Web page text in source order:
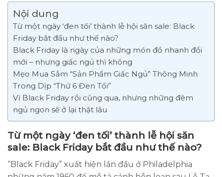
Nội dung
Từ một ngày ‘đen tối’ thành lễ hội săn sale: Black
Friday bắt đầu như thế nào?
Black Friday là ngày của những món đồ nhanh đổi
mới – nhưng giấc ngủ thì không
Mẹo Mua Sắm “Sản Phẩm Giấc Ngủ” Thông Minh
Trong Dịp “Thứ 6 Đen Tối”
Vì Black Friday rồi cũng qua, nhưng những đêm
ngủ ngon sẽ ở lại thật lâu
Từ một ngày ‘đen tối’ thành lễ hội săn
sale: Black Friday bắt đầu như thế nào?
“Black Friday” xuất hiện lần đầu ở Philadelphia